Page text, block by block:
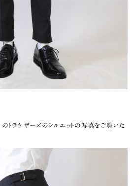
トラウザーズのシルエットの写真をご覧いた